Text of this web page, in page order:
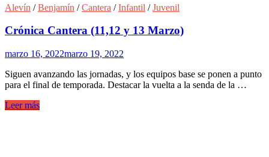
Alevín /Benjamín /Cantera /Infantil /Juvenil
Crónica Cantera (11,12 y 13 Marzo)
marzo 16, 2022marzo 19, 2022
Siguen avanzando las jornadas, y los equipos base se ponen a punto
para el final de temporada. Destacar la vuelta a la senda de la …
Leer más